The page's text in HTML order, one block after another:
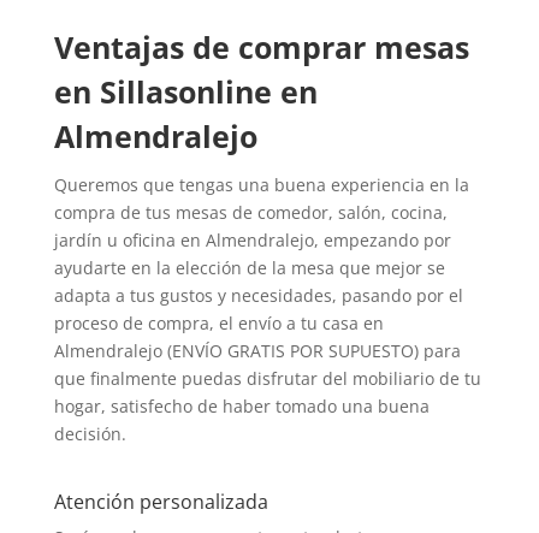
Ventajas de comprar mesas
en Sillasonline en
Almendralejo
Queremos que tengas una buena experiencia en la
compra de tus mesas de comedor, salón, cocina,
jardín u oficina en Almendralejo, empezando por
ayudarte en la elección de la mesa que mejor se
adapta a tus gustos y necesidades, pasando por el
proceso de compra, el envío a tu casa en
Almendralejo (ENVÍO GRATIS POR SUPUESTO) para
que finalmente puedas disfrutar del mobiliario de tu
hogar, satisfecho de haber tomado una buena
decisión.
Atención personalizada